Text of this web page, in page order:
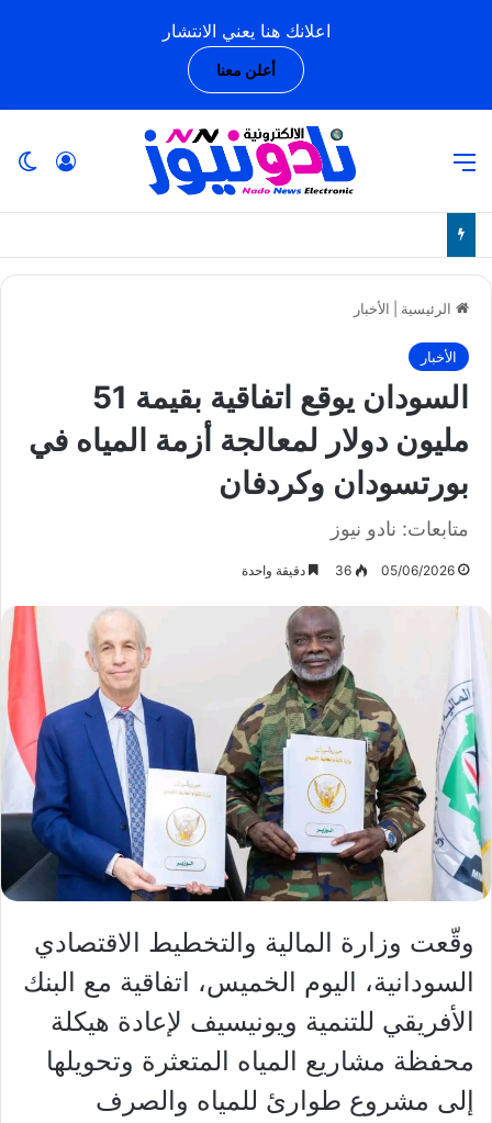
اعلانك هنا يعني الانتشار
أعلن معنا
الرئيسية الأخبار
الأخبار
السودان يوقع اتفاقية بقيمة 51
مليون دولار لمعالجة أزمة المياه في
بورتسودان وكردفان
متابعات: نادو نيوز
05/06/2026
36 دقيقة واحدة
وقّعت وزارة المالية والتخطيط الاقتصادي
السودانية، اليوم الخميس، اتفاقية مع البنك
الأفريقي للتنمية ويونيسيف لإعادة هيكلة
محفظة مشاريع المياه المتعثرة وتحويلها
إلى مشروع طوارئ للمياه والصرف